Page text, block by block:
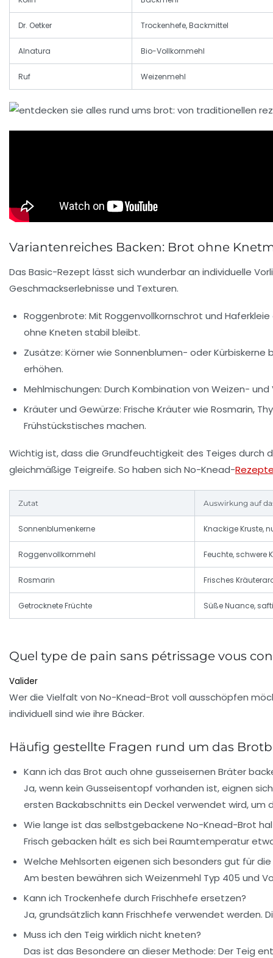
Dr. Oetker Trockenhefe, Backmittel
Alnatura Bio-Vollkornmehl
Ruf Weizenmehl
Variantenreiches Backen: Brot ohne
Das Basic-Rezept lässt sich wunderbar an individuelle
Geschmackserlebnisse und Texturen.
Roggenbrote: Mit Roggenvollkornschrot und
ohne Kneten stabil bleibt.
Zusätze: Körner wie Sonnenblumen- oder
erhöhen.
Mehlmischungen: Durch Kombination von Weizen-
Kräuter und Gewürze: Frische Kräuter wie Rosmarin,
Frühstückstisches machen.
Wichtig ist, dass die Grundfeuchtigkeit des Teiges durch
gleichmäßige Teigreife. So haben sich No-Knead-
Zutat Auswirkung auf
Sonnenblumenkerne Knackige Kruste,
Roggenvollkornmehl Feuchte, schwere
Rosmarin Frisches
Getrocknete Früchte Süße Nuance,
Quel type de pain sans pétrissage vous
Valider
Wer die Vielfalt von No-Knead-Brot voll ausschöpfen
individuell sind wie ihre Bäcker.
Häufig gestellte Fragen rund um das
Kann ich das Brot auch ohne gusseisernen Bräter
Ja, wenn kein Gusseisentopf vorhanden ist, eignen
ersten Backabschnitts ein Deckel verwendet wird, um
Wie lange ist das selbstgebackene No-Knead-Brot
Frisch gebacken hält es sich bei Raumtemperatur
Welche Mehlsorten eigenen sich besonders gut für
Am besten bewähren sich Weizenmehl Typ 405 und
Kann ich Trockenhefe durch Frischhefe ersetzen?
Ja, grundsätzlich kann Frischhefe verwendet werden.
Muss ich den Teig wirklich nicht kneten?
Das ist das Besondere an dieser Methode: Der Teig